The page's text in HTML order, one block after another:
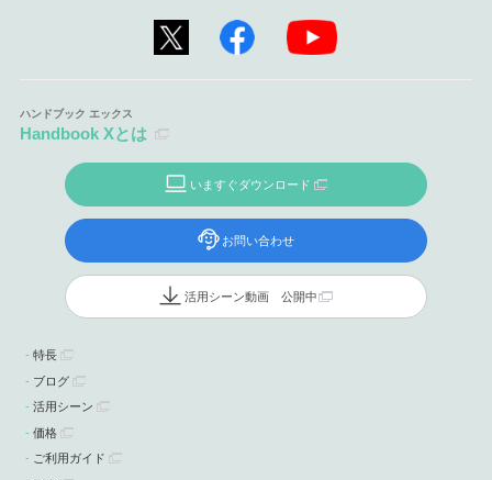
Handbook Xとは
いますぐダウンロード
お問い合わせ
活用シーン動画 公開中
特長
ブログ
活用シーン
価格
ご利用ガイド